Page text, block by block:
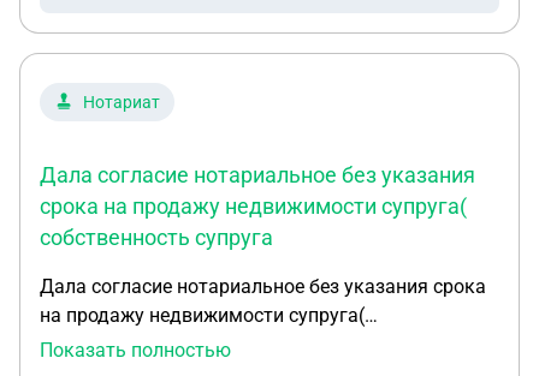
Нотариат
Дала согласие нотариальное без указания
срока на продажу недвижимости супруга(
собственность супруга
Дала согласие нотариальное без указания срока
на продажу недвижимости супруга(
собственность супруга )прошло 3 года
Показать полностью